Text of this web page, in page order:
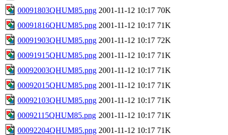
00091803QHUM85.png 2001-11-12 10:17 70K
00091816QHUM85.png 2001-11-12 10:17 71K
00091903QHUM85.png 2001-11-12 10:17 72K
00091915QHUM85.png 2001-11-12 10:17 71K
00092003QHUM85.png 2001-11-12 10:17 71K
00092015QHUM85.png 2001-11-12 10:17 71K
00092103QHUM85.png 2001-11-12 10:17 71K
00092115QHUM85.png 2001-11-12 10:17 71K
00092204QHUM85.png 2001-11-12 10:17 71K